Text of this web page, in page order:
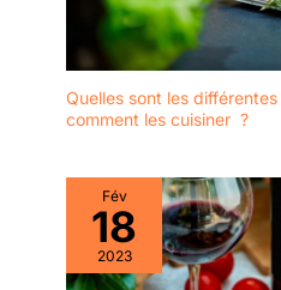
Quelles sont les
comment les cuisiner ?
Fév
18
2023